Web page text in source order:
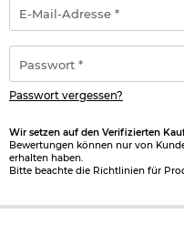
Besonderes Augenmerk
HW 35 Modellen der
Linienführung, fein
traditionelle Schaftform
zeitlose Eleganz und einen
Exklusive
Als Sondermodell verfügt
auf dem System, der
Mail-
Adresse
*
Passwort vergessen?
Wir setzen auf den Verifizierten
Bewertungen können nur von
erhalten haben.
Bitte beachte die Richtlinien für